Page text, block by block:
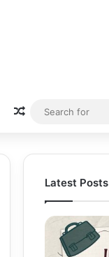
Random Article
Latest Posts